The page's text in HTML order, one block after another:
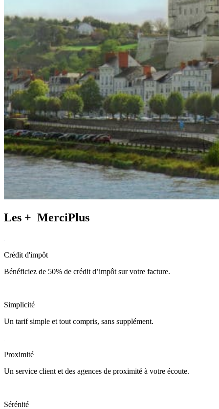
Les + MerciPlus
Crédit d'impôt
Bénéficiez de 50% de crédit d’impôt sur votre facture.
Simplicité
Un tarif simple et tout compris, sans supplément.
Proximité
Un service client et des agences de proximité à votre écoute.
Sérénité